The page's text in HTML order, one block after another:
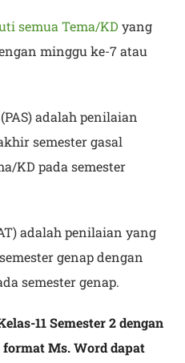
semua Tema/KD yang
minggu ke-7 atau
adalah penilaian
semester gasal
KD pada semester
adalah penilaian yang
genap dengan
semester genap.
11 Semester 2 dengan
format Ms. Word dapat